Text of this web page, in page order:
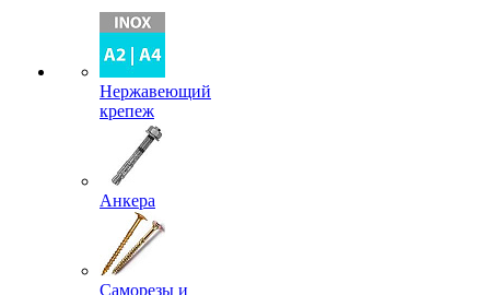
Нержавеющий
крепеж
Анкера
Саморезы и